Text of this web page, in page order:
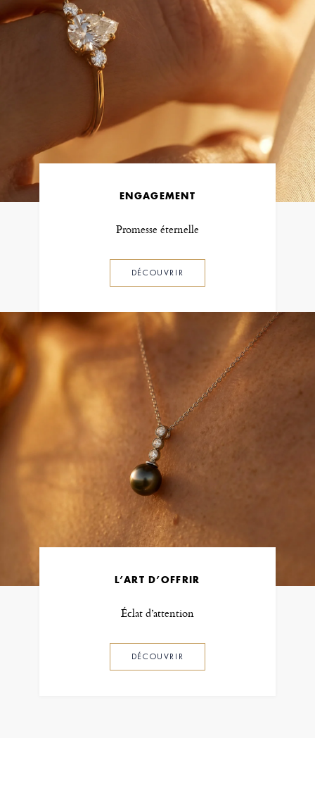
ENGAGEMENT
Promesse éternelle
DÉCOUVRIR
L’ART D’OFFRIR
Éclat d’attention
DÉCOUVRIR